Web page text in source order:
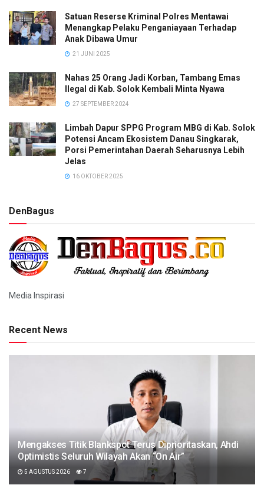
Satuan Reserse Kriminal Polres Mentawai
Menangkap Pelaku Penganiayaan Terhadap
Anak Dibawa Umur
21 JUNI 2025
Nahas 25 Orang Jadi Korban, Tambang Emas
Ilegal di Kab. Solok Kembali Minta Nyawa
27 SEPTEMBER 2024
Limbah Dapur SPPG Program MBG di Kab. Solok
Potensi Ancam Ekosistem Danau Singkarak,
Porsi Pemerintahan Daerah Seharusnya Lebih
Jelas
16 OKTOBER 2025
DenBagus
Media Inspirasi
Recent News
Mengakses Titik Blankspot Terus Diprioritaskan, Ahdi
Optimistis Seluruh Wilayah Akan “On Air”
5 AGUSTUS 2026 7